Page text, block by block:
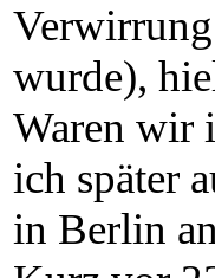
wurde),
Waren wir
ich später
in Berlin